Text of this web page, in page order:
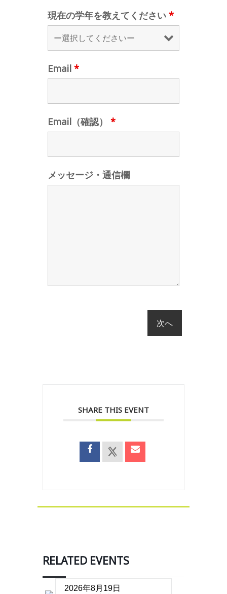
現在の学年を教えてください *
Email *
Email（確認） *
メッセージ・通信欄
SHARE THIS EVENT
RELATED EVENTS
2026年8月19日